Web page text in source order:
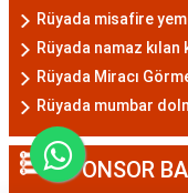
Rüyada misafire
Rüyada namaz
Rüyada Miracı
Rüyada mumbar
SPONSOR